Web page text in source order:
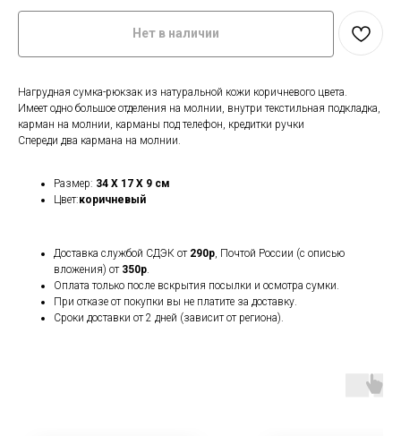
Нет в наличии
Нагрудная сумка-рюкзак из натуральной кожи коричневого цвета.
Имеет одно большое отделения на молнии, внутри текстильная подкладка,
карман на молнии, карманы под телефон, кредитки ручки
Спереди два кармана на молнии.
Размер: 34 X 17 X 9 см
Цвет:коричневый
Доставка службой СДЭК от 290р , Почтой России (с описью
вложения) от 350р
Оплата только после вскрытия посылки и осмотра сумки.
При отказе от покупки вы не платите за доставку.
Сроки доставки от 2 дней (зависит от региона).